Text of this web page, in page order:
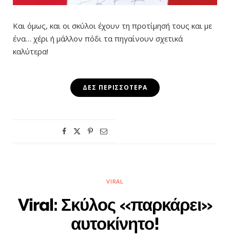
Και όμως, και οι σκύλοι έχουν τη προτίμησή τους και με
ένα… χέρι ή μάλλον πόδι τα πηγαίνουν σχετικά
καλύτερα!
ΔΕΣ ΠΕΡΙΣΣΌΤΕΡΑ
VIRAL
Viral: Σκύλος «παρκάρει»
αυτοκίνητο!